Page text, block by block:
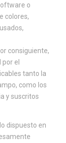
o
colores,
consiguiente,
el
tanto la
como los
y suscritos
dispuesto en